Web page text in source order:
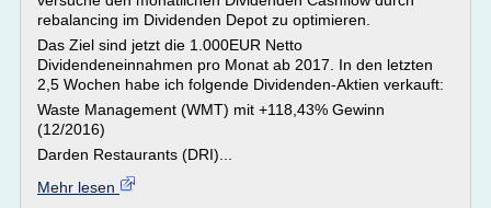
rebalancing im Dividenden Depot zu optimieren.
Das Ziel sind jetzt die 1.000EUR Netto
Dividendeneinnahmen pro Monat ab 2017. In den letzten
2,5 Wochen habe ich folgende Dividenden-Aktien verkauft:
Waste Management (WMT) mit +118,43% Gewinn
(12/2016)
Darden Restaurants (DRI)...
Mehr lesen